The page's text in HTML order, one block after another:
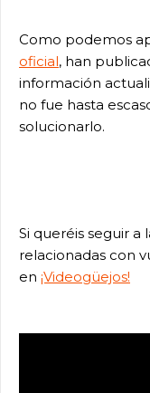
Como podemos
oficial, han
información
no fue hasta
solucionarlo.
Si queréis seguir a
relacionadas con
en ¡Videogüejos!